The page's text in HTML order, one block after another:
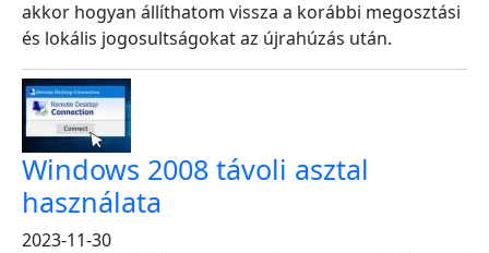
akkor hogyan állíthatom vissza a korábbi megosztási
és lokális jogosultságokat az újrahúzás után.
Windows 2008 távoli asztal
használata
2023-11-30